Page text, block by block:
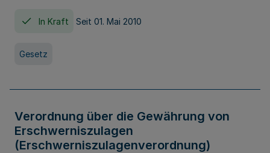
In Kraft Seit 01. Mai 2010
Gesetz
Verordnung über die Gewährung von
Erschwerniszulagen
(Erschwerniszulagenverordnung)